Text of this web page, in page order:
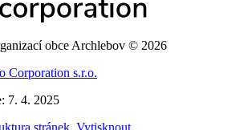
obce Archlebov © 2026
Corporation s.r.o.
7. 4. 2025